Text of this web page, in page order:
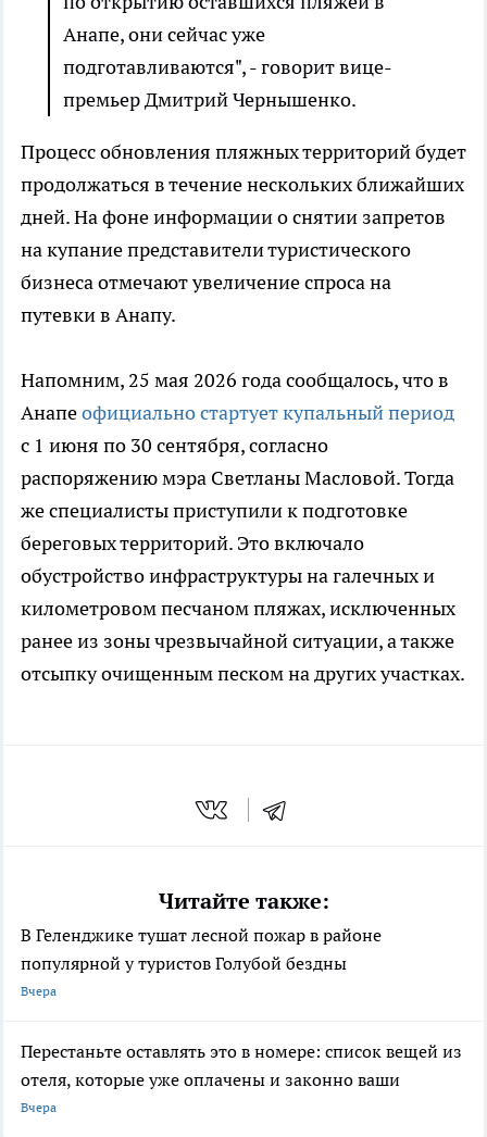
Анапе, они сейчас уже
подготавливаются", - говорит вице-
премьер Дмитрий Чернышенко.
Процесс обновления пляжных территорий будет
продолжаться в течение нескольких ближайших
дней. На фоне информации о снятии запретов
на купание представители туристического
бизнеса отмечают увеличение спроса на
путевки в Анапу.
Напомним, 25 мая 2026 года сообщалось, что в
Анапеофициально стартует купальный период
с 1 июня по 30 сентября, согласно
распоряжению мэра Светланы Масловой. Тогда
же специалисты приступили к подготовке
береговых территорий. Это включало
обустройство инфраструктуры на галечных и
километровом песчаном пляжах, исключенных
ранее из зоны чрезвычайной ситуации, а также
отсыпку очищенным песком на других участках.
Читайте также:
В Геленджике тушат лесной пожар в районе
популярной у туристов Голубой бездны
Вчера
Перестаньте оставлять это в номере: список вещей из
отеля, которые уже оплачены и законно ваши
Вчера